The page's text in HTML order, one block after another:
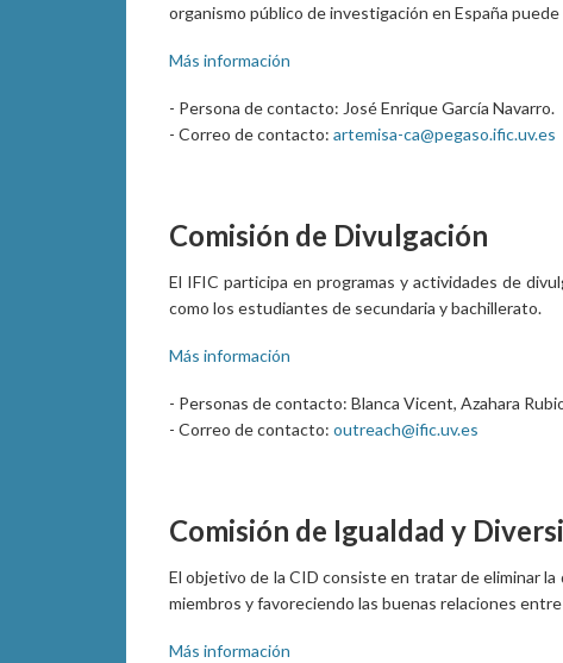
organismo público de investigación en España
Más información
- Persona de contacto: José Enrique García Navarro.
- Correo de contacto: artemisa-ca@pegaso.ific.uv.es
Comisión de Divulgación
El IFIC participa en programas y actividades de
como los estudiantes de secundaria y bachillerato.
Más información
- Personas de contacto: Blanca Vicent, Azahara
- Correo de contacto: outreach@ific.uv.es
Comisión de Igualdad y
El objetivo de la CID consiste en tratar de eliminar
miembros y favoreciendo las buenas relaciones
Más información